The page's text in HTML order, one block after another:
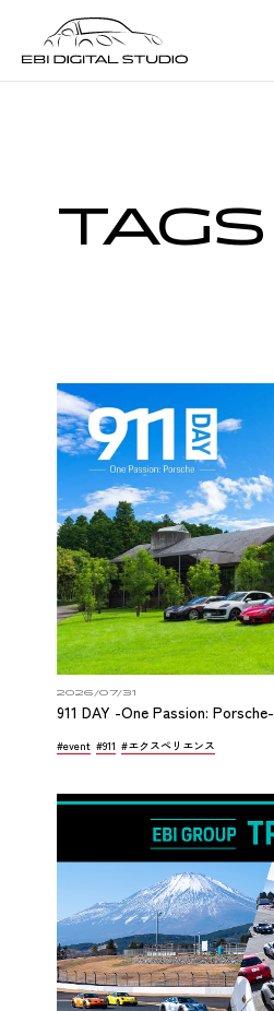
TAGS
2026/07/31
911 DAY -One Passion: Porsche-
#event #911 #エクスペリエンス